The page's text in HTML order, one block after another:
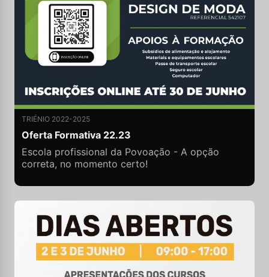
TRIÉNIO 2022-2025
Oferta Formativa 22.23
Escola profissional da Povoação - A opção
correta, no momento certo!